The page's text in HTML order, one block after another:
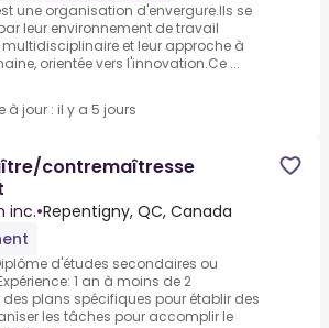
une organisation d'envergure.Ils se
leur environnement de travail
et leur approche à
orientée vers l'innovation.Ce ...
à jour : il y a 5 jours
contremaîtresse
inc.•Repentigny, QC, Canada
d'études secondaires ou
1 an à moins de 2
des plans spécifiques pour établir des
les tâches pour accomplir le